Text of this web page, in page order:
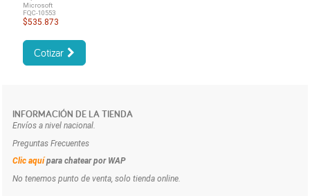
Microsoft
FQC-10553
$535.873
Cotizar
INFORMACIÓN DE LA TIENDA
Envíos a nivel nacional.
Preguntas Frecuentes
Clic aquí para chatear por WAP
No tenemos punto de venta, solo tienda online.